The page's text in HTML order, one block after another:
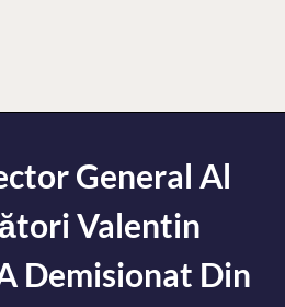
General Al
Valentin
Demisionat Din